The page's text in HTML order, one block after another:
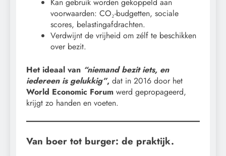
voorwaarden: CO₂-budgetten, sociale
scores, belastingafdrachten.
Verdwijnt de vrijheid om zélf te beschikken
over bezit.
Het ideaal van “niemand bezit iets, en
iedereen is gelukkig”, dat in 2016 door het
World Economic Forum werd gepropageerd,
krijgt zo handen en voeten.
Van boer tot burger: de praktijk.